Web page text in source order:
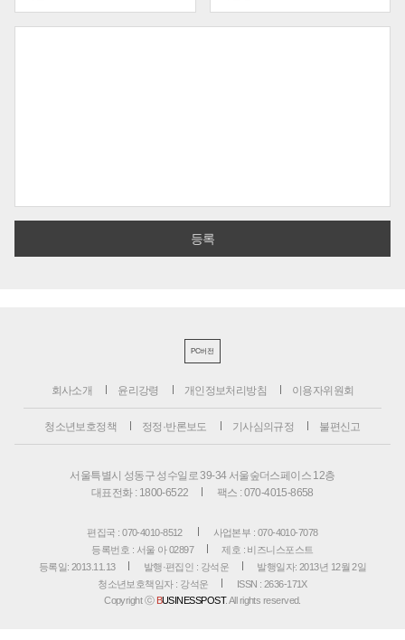
PC버전
회사소개 윤리강령 개인정보처리방침 이용자위원회
청소년보호정책 정정·반론보도 기사심의규정 불편신고
서울특별시 성동구 성수일로 39-34 서울숲더스페이스 12층
대표전화 : 1800-6522
팩스 : 070-4015-8658
편집국 : 070-4010-8512
사업본부 : 070-4010-7078
등록번호 : 서울 아 02897
제호 : 비즈니스포스트
등록일: 2013.11.13
발행·편집인 : 강석운
발행일자: 2013년 12월 2일
청소년보호책임자 : 강석운
ISSN : 2636-171X
Copyright ⓒ BUSINESSPOST. All rights reserved.